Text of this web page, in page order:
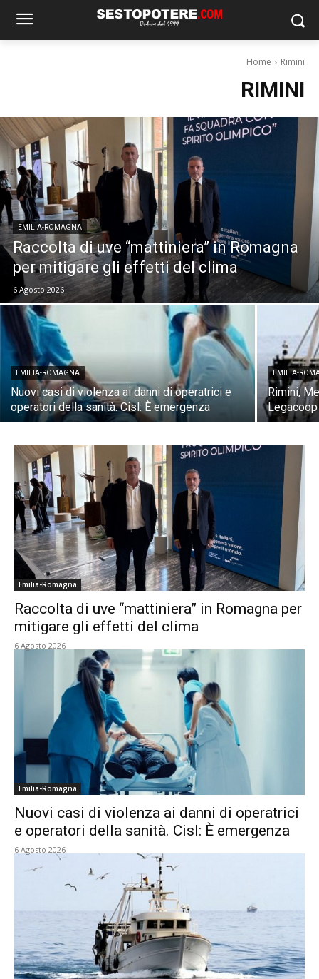
Home Rimini
RIMINI
EMILIA-ROMAGNA
Raccolta di uve “mattiniera” in Romagna
per mitigare gli effetti del clima
6 Agosto 2026
EMILIA-ROMAGNA
Nuovi casi di violenza ai danni di operatrici e
operatori della sanità. Cisl: È emergenza
EMILIA-
Rimini,
Emilia-Romagna
Raccolta di uve “mattiniera” in Romagna per
mitigare gli effetti del clima
6 Agosto 2026
Emilia-Romagna
Nuovi casi di violenza ai danni di operatrici
e operatori della sanità. Cisl: È emergenza
6 Agosto 2026